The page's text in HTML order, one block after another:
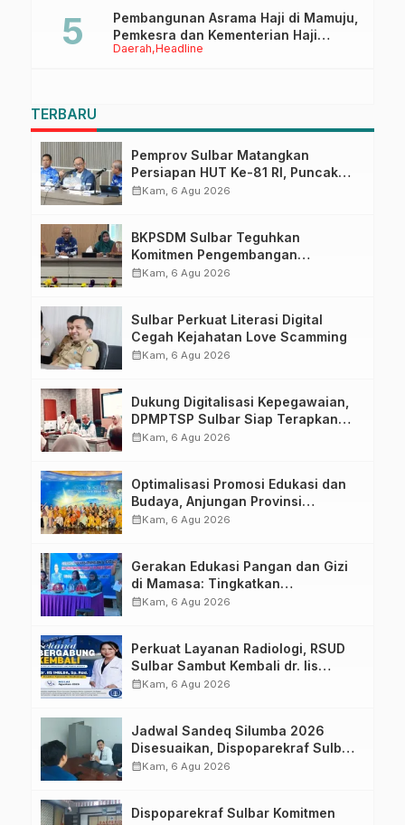
Daerah Headline
Pembangunan Asrama Haji di Mamuju,
Pemkesra dan Kementerian Haji
Sulbar Tinjau Lokasi
TERBARU
Pemprov Sulbar Matangkan
Persiapan HUT Ke-81 RI, Puncak
Upacara di Lapangan Ahmad
calendar_monthKam, 6 Agu 2026
BKPSDM Sulbar Teguhkan
Komitmen Pengembangan
Kompetensi ASN melalui
calendar_monthKam, 6 Agu 2026
Sulbar Perkuat Literasi Digital
Cegah Kejahatan Love Scamming
calendar_monthKam, 6 Agu 2026
Dukung Digitalisasi Kepegawaian,
DPMPTSP Sulbar Siap Terapkan
Aplikasi FLEKSI ASN
calendar_monthKam, 6 Agu 2026
Optimalisasi Promosi Edukasi dan
Budaya, Anjungan Provinsi
Sulawesi Barat Perkuat Kolaborasi
calendar_monthKam, 6 Agu 2026
Gerakan Edukasi Pangan dan Gizi
di Mamasa: Tingkatkan
Pengetahuan dan Keterampilan
calendar_monthKam, 6 Agu 2026
Perkuat Layanan Radiologi, RSUD
Sulbar Sambut Kembali dr. Iis
Imelda, Sp.Rad
calendar_monthKam, 6 Agu 2026
Jadwal Sandeq Silumba 2026
Disesuaikan, Dispoparekraf Sulbar
Pastikan Persiapan Tetap
calendar_monthKam, 6 Agu 2026
Dispoparekraf Sulbar Komitmen